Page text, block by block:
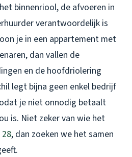
binnenriool, de afvoeren in
verantwoordelijk is
je in een appartement met
dan vallen de
en de hoofdriolering
legt bijna geen enkel bedrijf
je niet onnodig betaalt
is. Niet zeker van wie het
, dan zoeken we het samen